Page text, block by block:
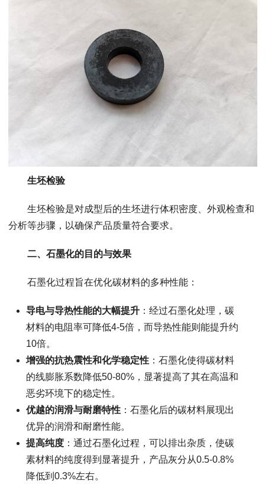
生坯检验
生坯检验是对成型后的生坯进行体积密度、外观检查和
分析等步骤，以确保产品质量符合要求。
二、石墨化的目的与效果
石墨化过程旨在优化碳材料的多种性能：
导电与导热性能的大幅提升：经过石墨化处理，碳
材料的电阻率可降低4-5倍，而导热性能则能提升约
10倍。
增强的抗热震性和化学稳定性：石墨化使得碳材料
的线膨胀系数降低50-80%，显著提高了其在高温和
恶劣环境下的稳定性。
优越的润滑与耐磨特性：石墨化后的碳材料展现出
优异的润滑和耐磨性能。
提高纯度：通过石墨化过程，可以排出杂质，使碳
素材料的纯度得到显著提升，产品灰分从0.5-0.8%
降低到0.3%左右。